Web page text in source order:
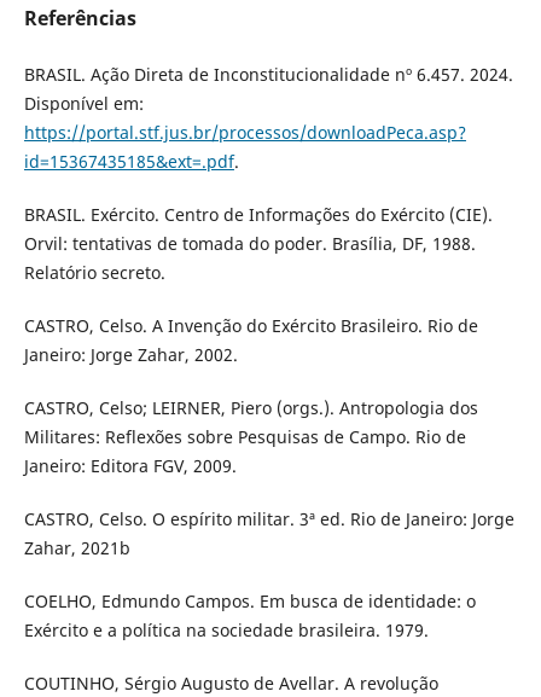
Referências
BRASIL. Ação Direta de Inconstitucionalidade nº 6.457. 2024.
Disponível em:
https://portal.stf.jus.br/processos/downloadPeca.asp?
id=15367435185&ext=.pdf.
BRASIL. Exército. Centro de Informações do Exército (CIE).
Orvil: tentativas de tomada do poder. Brasília, DF, 1988.
Relatório secreto.
CASTRO, Celso. A Invenção do Exército Brasileiro. Rio de
Janeiro: Jorge Zahar, 2002.
CASTRO, Celso; LEIRNER, Piero (orgs.). Antropologia dos
Militares: Reflexões sobre Pesquisas de Campo. Rio de
Janeiro: Editora FGV, 2009.
CASTRO, Celso. O espírito militar. 3ª ed. Rio de Janeiro: Jorge
Zahar, 2021b
COELHO, Edmundo Campos. Em busca de identidade: o
Exército e a política na sociedade brasileira. 1979.
COUTINHO, Sérgio Augusto de Avellar. A revolução